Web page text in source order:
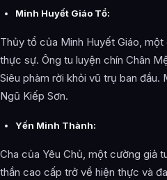
Minh Huyết Giáo Tổ:
Thủy tổ của Minh Huyết Giáo,
thực sự. Ông tu luyện chín Chân
Siêu phàm rời khỏi vũ trụ ban
Ngũ Kiếp Sơn.
Yến Minh Thành:
Cha của Yêu Chủ, một cường giả
thần cao cấp trở về hiện thực và